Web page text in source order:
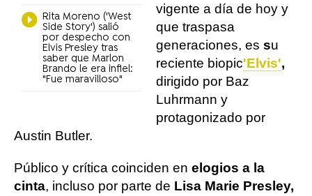
Rita Moreno ('West
Side Story') salió
por despecho con
Elvis Presley tras
saber que Marlon
Brando le era infiel:
"Fue maravilloso"
vigente a día de hoy y
que traspasa
generaciones, es su
reciente biopic'Elvis',
dirigido por Baz
Luhrmann y
protagonizado por
Austin Butler.
Público y crítica coinciden en elogios a la
cinta, incluso por parte de Lisa Marie Presley,